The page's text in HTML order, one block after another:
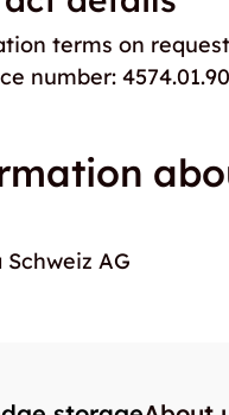
terms on request
number:
AG